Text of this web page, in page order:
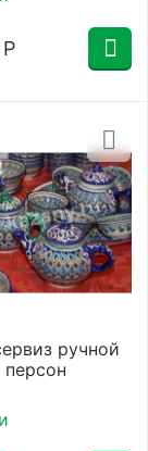
Р
ручной